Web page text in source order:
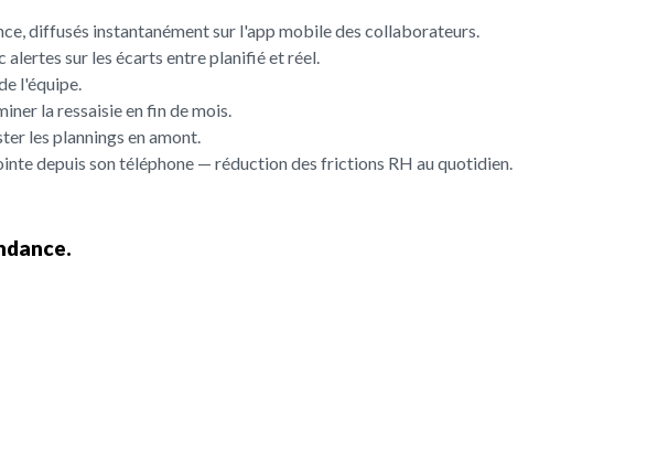
diffusés instantanément sur l'app mobile des collaborateurs.
sur les écarts entre planifié et réel.
l'équipe.
la ressaisie en fin de mois.
les plannings en amont.
depuis son téléphone — réduction des frictions RH au quotidien.